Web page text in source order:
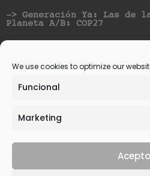
We use cookies to optimize our
Funcional
Marketing
Acepto
-> Generación Ya: Las
Planeta A/B: COP27
Vicious